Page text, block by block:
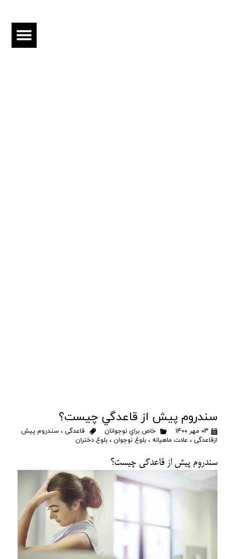
سندروم پيش از قاعدگي چيست؟
۰۳ مهر ۱۴۰۰ خاص براي نوجوانان قاعدگی ، سندروم پیش
ازقاعدگی ، عادت ماهیانه ، بلوغ نوجوان ، بلوغ دختران
سندروم پیش از قاعدگی چیست؟